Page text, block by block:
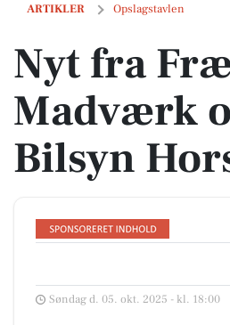
ARTIKLER Opslagstavlen
Nyt fra Frændes Madværk og DK-
Nyt fra
Madværk
Bilsyn
Søndag d. 05. okt. 2025 - kl. 18:00